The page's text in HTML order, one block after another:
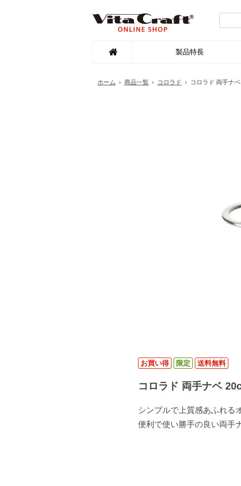
製品特長
ホーム 商品一覧 コロラド コロラド 両手ナ
お買い得 限定 送料無料
コロラド 両手ナベ
シンプルで上質感あふれる
便利で使い勝手の良い両手